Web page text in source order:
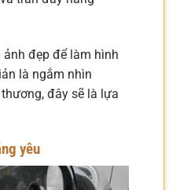
đẹp để làm hình
là ngắm nhìn
đây sẽ là lựa
yêu